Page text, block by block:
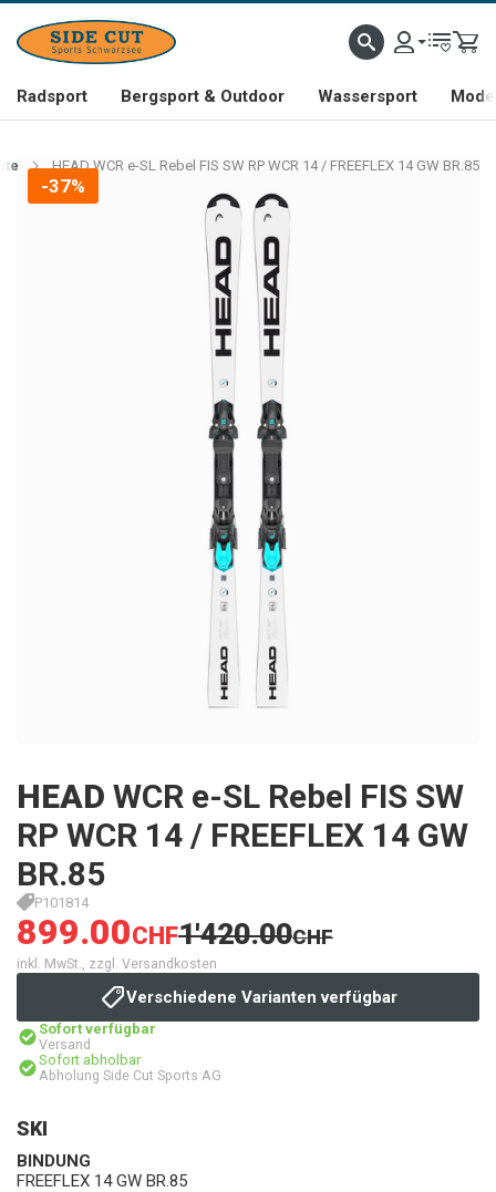
Radsport Bergsport & Outdoor Wassersport
HEAD WCR e-SL Rebel FIS SW RP WCR 14 / FREEFLEX 14 GW BR.85
-37%
HEAD WCR e-SL Rebel FIS SW
RP WCR 14 / FREEFLEX 14 GW
BR.85
P101814
899.00CHF1'420.00CHF
inkl. MwSt., zzgl. Versandkosten
Verschiedene Varianten verfügbar
Sofort verfügbar
Versand
Sofort abholbar
Abholung Side Cut Sports AG
SKI
BINDUNG
FREEFLEX 14 GW BR.85